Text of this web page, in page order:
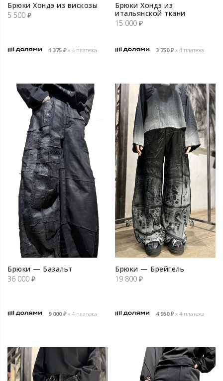
Брюки Хондэ из вискозы
5 500 ₽
1 375 ₽х 4 платежа
Брюки Хондэ из
итальянской ткани
15 000 ₽
3 750₽х 4 платежа
Брюки — Базальт
36 000 ₽
9 000₽х 4 платежа
Брюки — Брейгель
19 800 ₽
4 950₽х 4 платежа